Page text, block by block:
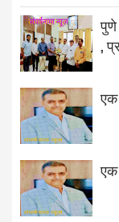
पुणे
,